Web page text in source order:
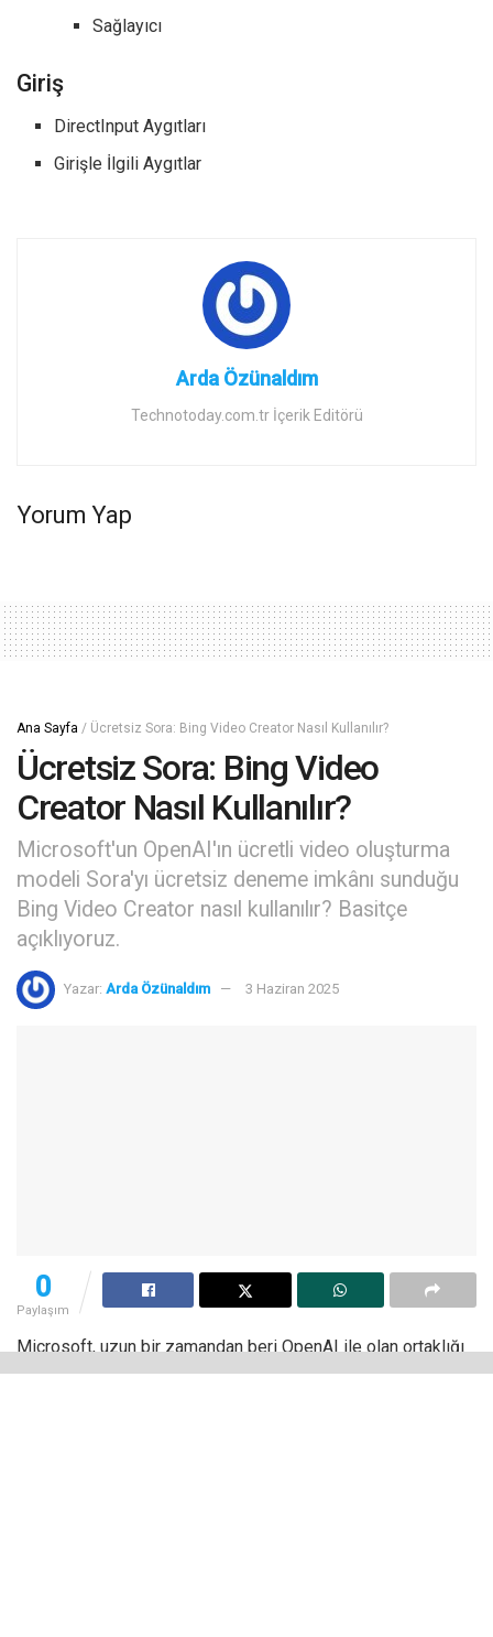
Sağlayıcı
Giriş
DirectInput Aygıtları
Girişle İlgili Aygıtlar
Arda Özünaldım
Technotoday.com.tr İçerik Editörü
Yorum Yap
Ana Sayfa / Ücretsiz Sora: Bing Video Creator Nasıl Kullanılır?
Ücretsiz Sora: Bing Video
Creator Nasıl Kullanılır?
Microsoft'un OpenAI'ın ücretli video oluşturma
modeli Sora'yı ücretsiz deneme imkânı sunduğu
Bing Video Creator nasıl kullanılır? Basitçe
açıklıyoruz.
Yazar: Arda Özünaldım 3 Haziran 2025
0
Paylaşım
Microsoft, uzun bir zamandan beri OpenAI ile olan ortaklığı
sayesinde yapay zeka destekli hizmetler sunuyor. Yapay